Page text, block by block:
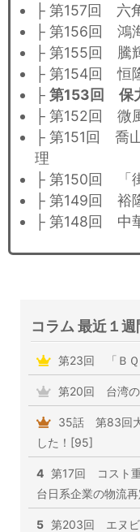
├ 第157回 六
├ 第156回 鴻
├ 第155回 騰
├ 第154回 恒
├ 第153回 保
├ 第152回 微
├ 第151回 喬
理
├ 第150回 「
├ 第149回 裕
├ 第148回 中
コラム 最近１
第23回 「ＢＱ
第20回 台湾の
35話 第83回
した！[95]
4 第17回 コスト
台日系企業の物流
5 第203回 エヌビ